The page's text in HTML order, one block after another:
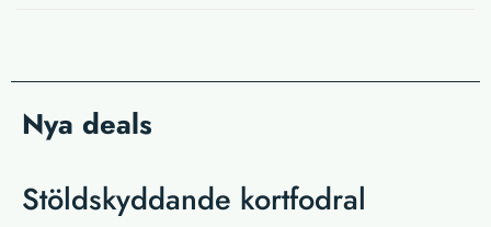
Nya deals
Stöldskyddande kortfodral